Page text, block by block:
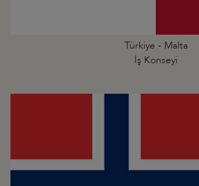
Türkiye - Malta
İş Konseyi